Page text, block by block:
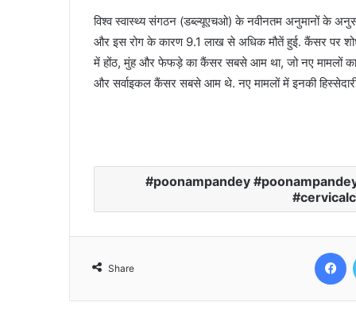
विश्व स्वास्थ्य संगठन (डब्ल्यूएचओ) के नवीनतम अनुमानों के
और इस रोग के कारण 9.1 लाख से अधिक मौतें हुई. कैंसर पर
में होंठ, मुंह और फेफड़े का कैंसर सबसे आम था, जो नए मामलों
और सर्वाइकल कैंसर सबसे आम थे. नए मामलों में इनकी
poonampandey
Share